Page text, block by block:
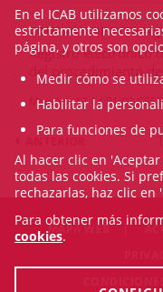
COMISIÓN DE
Registro electrónico
del procedimiento
Mon Apr 17 14:01:00
MAPA WEB
En el ICAB utilizamos
estrictamente
página, y otros son
Medir cómo se
Habilitar la
Para funciones de
Al hacer clic en
todas las cookies. Si
rechazarlas, haz clic en
Para obtener más
cookies.